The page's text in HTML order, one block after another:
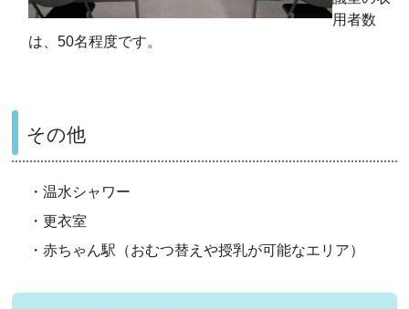
用者数
は、50名程度です。
その他
・温水シャワー
・更衣室
・赤ちゃん駅（おむつ替えや授乳が可能なエリア）